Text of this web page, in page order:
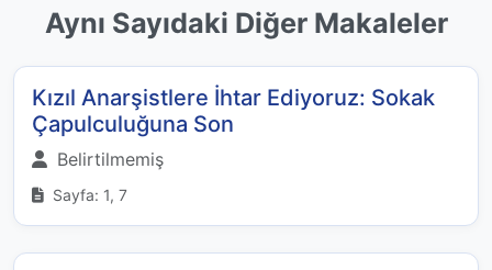
Aynı Sayıdaki Diğer Makaleler
Kızıl Anarşistlere İhtar Ediyoruz: Sokak
Çapulculuğuna Son
Belirtilmemiş
Sayfa: 1, 7